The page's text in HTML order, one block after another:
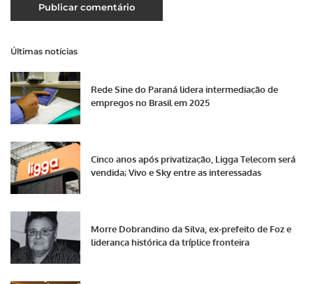
Últimas notícias
Rede Sine do Paraná lidera intermediação de
empregos no Brasil em 2025
Cinco anos após privatização, Ligga Telecom será
vendida; Vivo e Sky entre as interessadas
Morre Dobrandino da Silva, ex-prefeito de Foz e
liderança histórica da tríplice fronteira